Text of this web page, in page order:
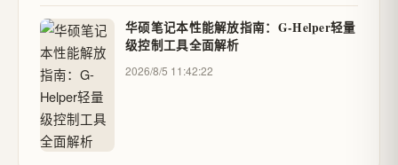
华硕笔记本性能解放指南：G-Helper轻量
级控制工具全面解析
2026/8/5 11:42:22